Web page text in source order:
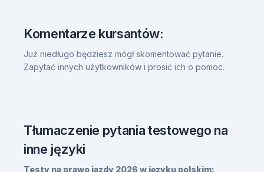
Komentarze kursantów:
Już niedługo będziesz mógł skomentować pytanie.
Zapytać innych użytkowników i prosić ich o pomoc.
Tłumaczenie pytania testowego na
inne języki
Testy na prawo jazdy 2026 w języku polskim: